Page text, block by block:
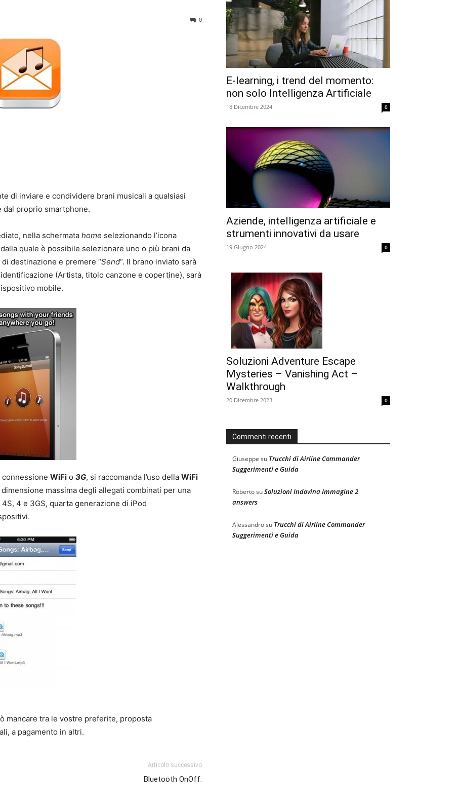
0
di inviare e condividere brani musicali a qualsiasi
proprio smartphone.
nella schermata home selezionando l’icona
quale è possibile selezionare uno o più brani da
destinazione e premere “Send“. Il brano inviato sarà
(Artista, titolo canzone e copertine), sarà
mobile.
connessione WiFi o 3G, si raccomanda l’uso della WiFi
massima degli allegati combinati per una
4 e 3GS, quarta generazione di iPod
mancare tra le vostre preferite, proposta
, a pagamento in altri.
Articolo successivo
Bluetooth OnOff.
E-learning, i trend del momento:
non solo Intelligenza Artificiale
18 Dicembre 2024 0
Aziende, intelligenza artificiale e
strumenti innovativi da usare
19 Giugno 2024 0
Soluzioni Adventure Escape
Mysteries – Vanishing Act –
Walkthrough
20 Dicembre 2023 0
Commenti recenti
Giuseppe su Trucchi di Airline Commander
Suggerimenti e Guida
RobertosuSoluzioni Indovina Immagine 2
answers
Alessandrosu Trucchi di Airline Commander
Suggerimenti e Guida